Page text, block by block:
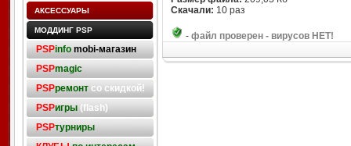
АКСЕССУАРЫ
МОДДИНГ PSP
PSPinfo mobi-магазин
PSPmagic
PSPремонтсо скидкой!
PSPигры(flash)
PSPтурниры
Скачали: 10 раз
- файл проверен - вирусов НЕТ!